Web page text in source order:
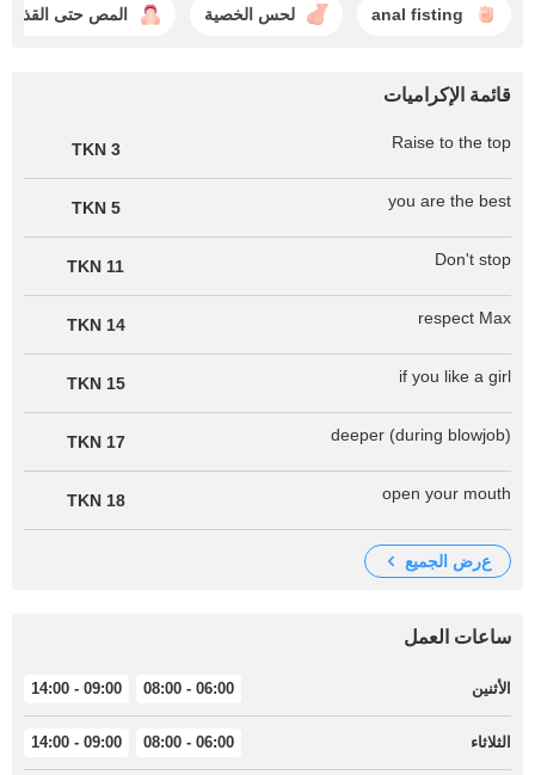
anal fisting لحس الخصية المص حتى القذف
قائمة الإكراميات
Raise to the top
3 TKN
you are the best
5 TKN
Don't stop
11 TKN
respect Max
14 TKN
if you like a girl
15 TKN
deeper (during blowjob)
17 TKN
open your mouth
18 TKN
عرض الجميع
ساعات العمل
الأثنين 06:00 - 08:00
09:00 - 14:00
الثلاثاء 06:00 - 08:00
09:00 - 14:00